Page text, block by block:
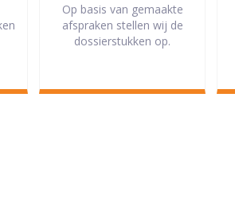
Op basis van gemaakte
afspraken stellen wij de
dossierstukken op.